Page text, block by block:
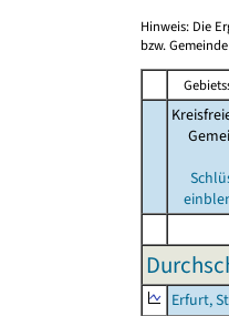
Hinweis: Die
bzw.
Erfurt,